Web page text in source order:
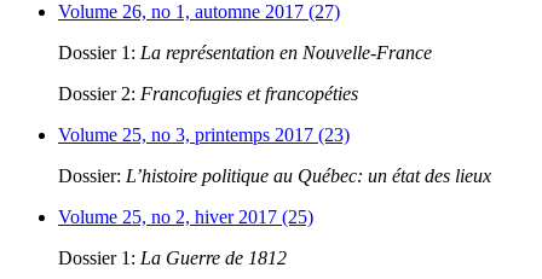
Volume 26, no 1, automne 2017 (27)
Dossier 1: La représentation en Nouvelle-France
Dossier 2: Francofugies et francopéties
Volume 25, no 3, printemps 2017 (23)
Dossier: L’histoire politique au Québec: un état des lieux
Volume 25, no 2, hiver 2017 (25)
Dossier 1: La Guerre de 1812